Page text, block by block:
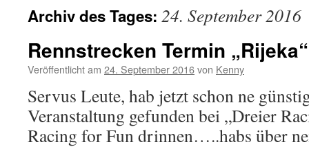
Archiv des Tages: 24. September 2016
Rennstrecken Termin
Veröffentlicht am 24. September 2016von Kenny
Servus Leute, hab jetzt schon ne
Veranstaltung gefunden bei „Dreier
Racing for Fun drinnen…..habs über